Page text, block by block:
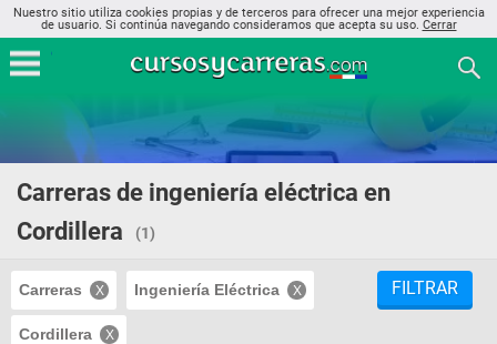
Nuestro sitio utiliza cookies propias y de terceros para ofrecer una mejor experiencia
de usuario. Si continúa navegando consideramos que acepta su uso. Cerrar
Carreras de ingeniería eléctrica en
Cordillera
(1)
Carreras Ingeniería Eléctrica
Cordillera
FILTRAR